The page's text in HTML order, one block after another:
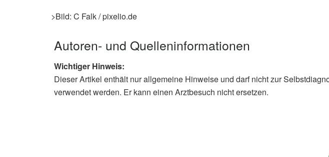
>Bild: C Falk / pixelio.de
Autoren- und Quelleninformationen
Wichtiger Hinweis:
Dieser Artikel enthält nur allgemeine Hinweise und darf nicht zur
verwendet werden. Er kann einen Arztbesuch nicht ersetzen.